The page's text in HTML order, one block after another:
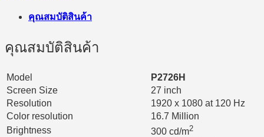
คุณสมบัติสินค้า
คุณสมบัติสินค้า
Model
P2726H​
Screen Size
27 inch
Resolution
1920 x 1080 at 120 Hz
Color resolution
16.7 Million
Brightness
300 cd/m2